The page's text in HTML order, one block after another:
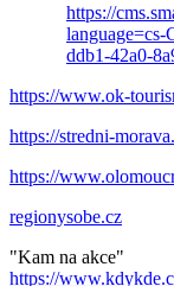
https://
ddb1-42a0-
https://www.ok-
https://stredni-
https://
regionysobe.cz
"Kam na akce"
https://